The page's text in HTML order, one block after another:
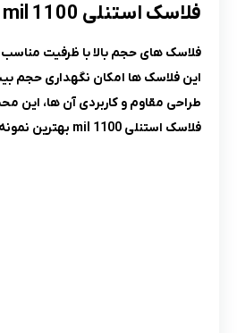
فلاسک استنلی 1100 mil
فلاسک های حجم بالا با ظرفیت مناسب
این فلاسک ها امکان نگهداری حجم
طراحی مقاوم و کاربردی آن ها، این
فلاسک استنلی 1100 mil بهترین نمونه از فلاسک های حجم بالاست که برای مصرف روزانه و سفرهای طولانی کاربرد دارد.